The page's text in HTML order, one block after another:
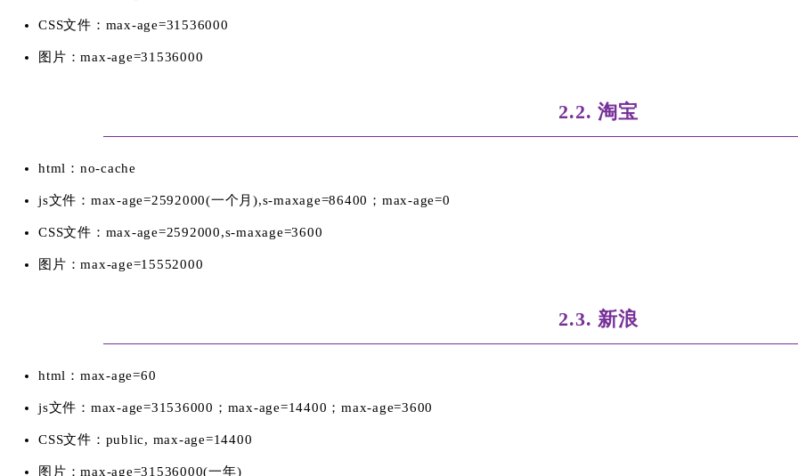
CSS文件：max-age=31536000
图片：max-age=31536000
2.2. 淘宝
html：no-cache
js文件：max-age=2592000(一个月),s-maxage=86400；max-age=0
CSS文件：max-age=2592000,s-maxage=3600
图片：max-age=15552000
2.3. 新浪
html：max-age=60
js文件：max-age=31536000；max-age=14400；max-age=3600
CSS文件：public, max-age=14400
图片：max-age=31536000(一年)